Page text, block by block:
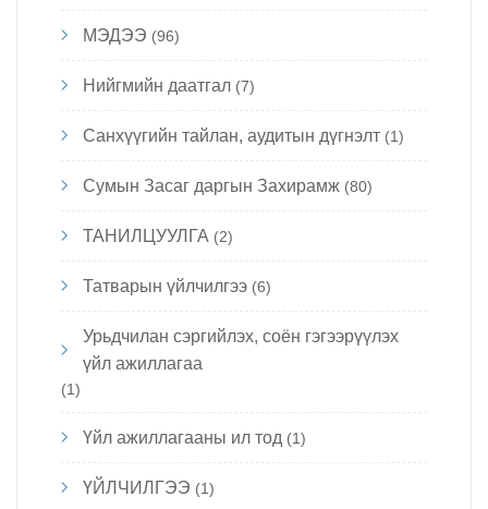
МЭДЭЭ (96)
Нийгмийн даатгал (7)
Санхүүгийн тайлан, аудитын дүгнэлт (1)
Сумын Засаг даргын Захирамж (80)
ТАНИЛЦУУЛГА (2)
Татварын үйлчилгээ (6)
Урьдчилан сэргийлэх, соён гэгээрүүлэх
үйл ажиллагаа
(1)
Үйл ажиллагааны ил тод (1)
ҮЙЛЧИЛГЭЭ (1)